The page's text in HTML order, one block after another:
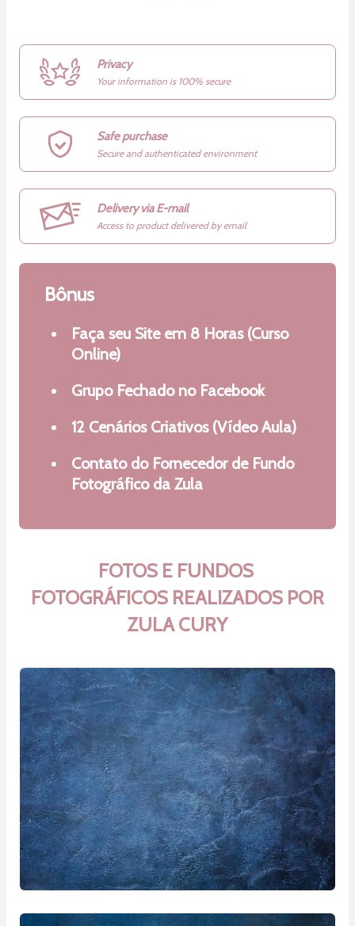
Privacy
Your information is 100% secure
Safe purchase
Secure and authenticated environment
Delivery via E-mail
Access to product delivered by email
Bônus
Faça seu Site em 8 Horas (Curso
Online)
Grupo Fechado no Facebook
12 Cenários Criativos (Vídeo Aula)
Contato do Fornecedor de Fundo
Fotográfico da Zula
FOTOS E FUNDOS
FOTOGRÁFICOS REALIZADOS POR
ZULA CURY